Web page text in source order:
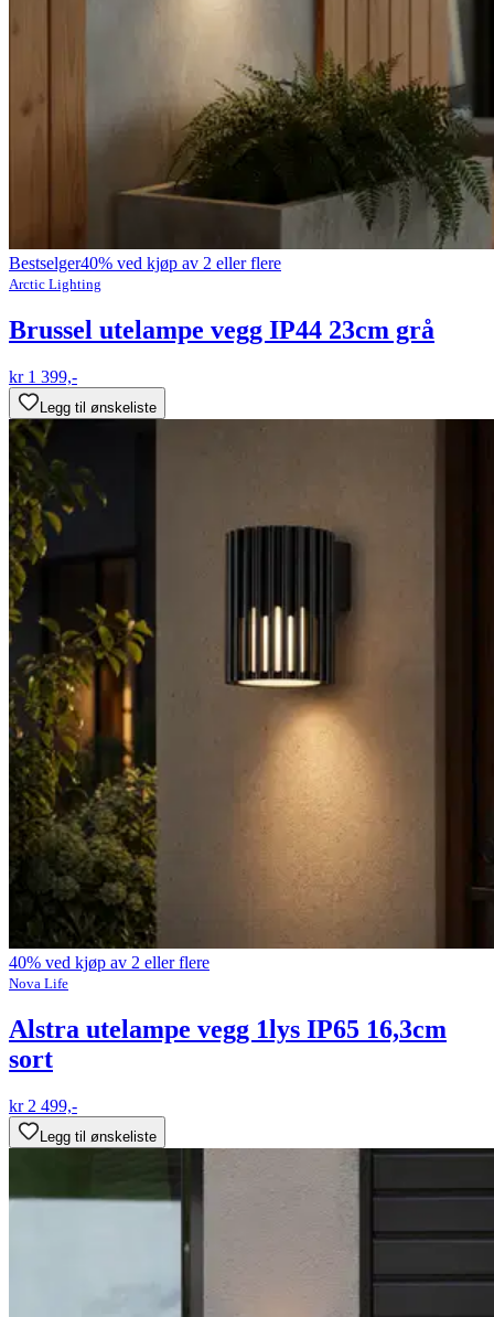
Bestselger40% ved kjøp av 2 eller flere
Arctic Lighting
Brussel utelampe vegg IP44 23cm grå
kr 1 399,-
Legg til ønskeliste
40% ved kjøp av 2 eller flere
Nova Life
Alstra utelampe vegg 1lys IP65 16,3cm
sort
kr 2 499,-
Legg til ønskeliste